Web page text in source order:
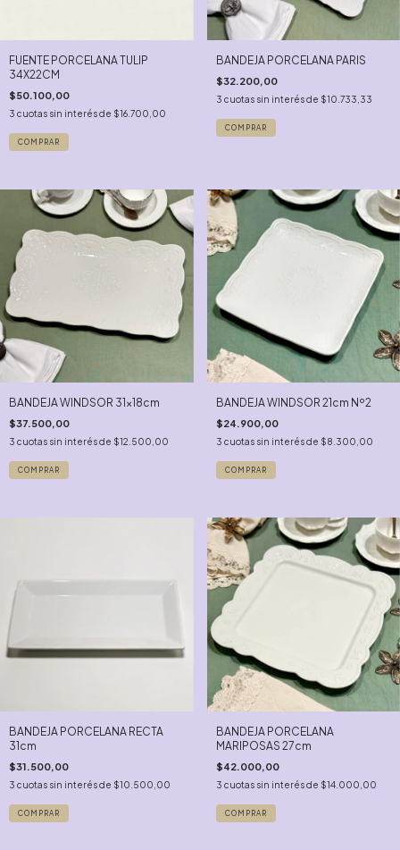
FUENTE PORCELANA TULIP
34X22CM
$50.100,00
3 cuotas sin interés de $16.700,00
BANDEJA PORCELANA PARIS
$32.200,00
3 cuotas sin interés de $10.733,33
BANDEJA WINDSOR 31x18cm
$37.500,00
3 cuotas sin interés de $12.500,00
BANDEJA WINDSOR 21cm Nº2
$24.900,00
3 cuotas sin interés de $8.300,00
BANDEJA PORCELANA RECTA
31cm
$31.500,00
3 cuotas sin interés de $10.500,00
BANDEJA PORCELANA
MARIPOSAS 27cm
$42.000,00
3 cuotas sin interés de $14.000,00